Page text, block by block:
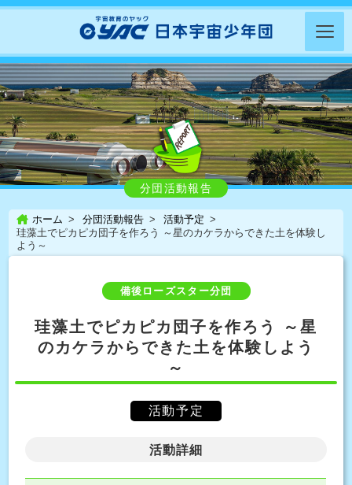
分団活動報告
ホーム 分団活動報告
活動予定
珪藻土でピカピカ団子を作ろう ～星のカケラからできた土を体験し
よう～
備後ローズスター分団
珪藻土でピカピカ団子を作ろう ～星
のカケラからできた土を体験しよう
～
活動予定
活動詳細